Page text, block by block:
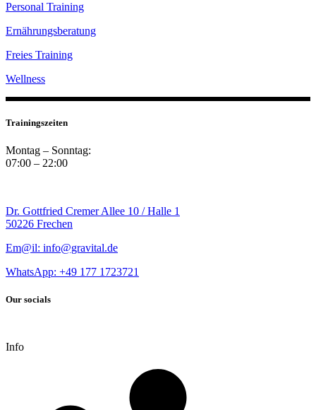
Personal Training
Ernährungsberatung
Freies Training
Wellness
Trainingszeiten
Montag – Sonntag:
07:00 – 22:00
Dr. Gottfried Cremer Allee 10 / Halle 1
50226 Frechen
Em@il: info@gravital.de
WhatsApp: +49 177 1723721
Our socials
Info